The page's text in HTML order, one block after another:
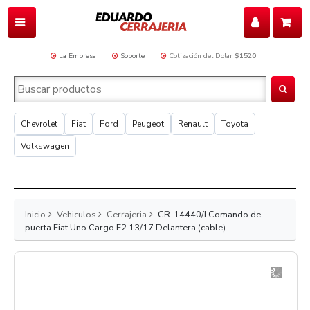
La Empresa Soporte Cotización del Dolar $1520
Chevrolet Fiat Ford Peugeot Renault
Toyota
Volkswagen
Inicio Vehiculos Cerrajeria
CR-14440/I Comando de
puerta Fiat Uno Cargo F2 13/17 Delantera (cable)